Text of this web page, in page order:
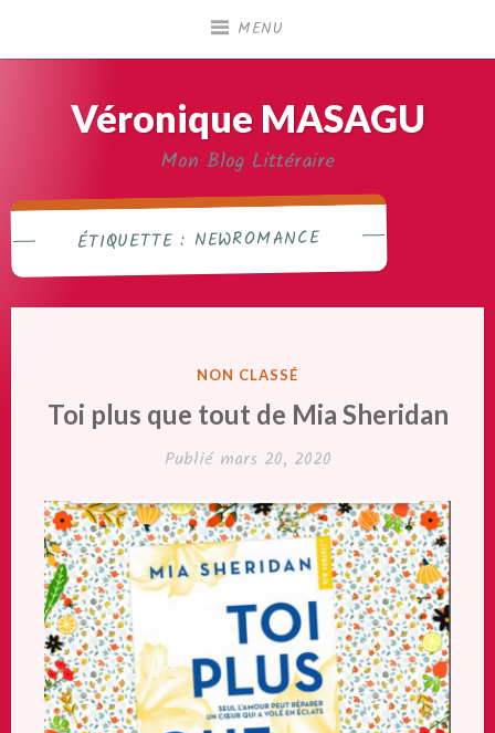
MENU
Véronique MASAGU
Mon Blog Littéraire
ÉTIQUETTE : NEWROMANCE
PUBLIÉ
NON CLASSÉ
Toi plus que tout de Mia Sheridan
Publié mars 20, 2020